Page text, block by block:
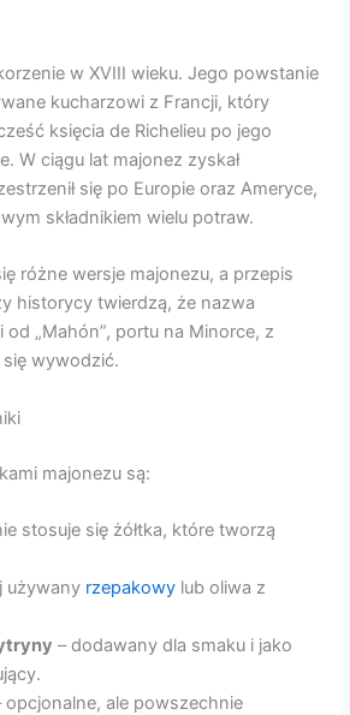
w XVIII wieku. Jego powstanie
kucharzowi z Francji, który
księcia de Richelieu po jego
W ciągu lat majonez zyskał
się po Europie oraz Ameryce,
składnikiem wielu potraw.
różne wersje majonezu, a przepis
historycy twierdzą, że nazwa
od „Mahón”, portu na Minorce, z
się wywodzić.
majonezu są:
stosuje się żółtka, które tworzą
używany rzepakowy lub oliwa z
– dodawany dla smaku i jako
opcjonalne, ale powszechnie